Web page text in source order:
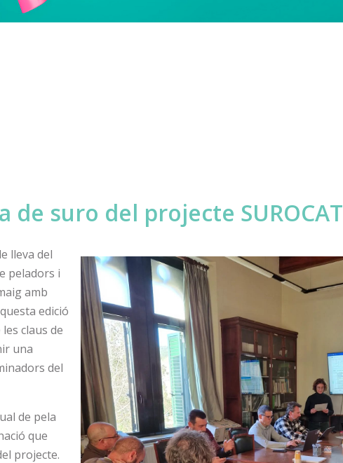
suro del projecte SUROCAT
lleva del
peladors i
amb
edició
claus de
una
del
de pela
que
projecte.